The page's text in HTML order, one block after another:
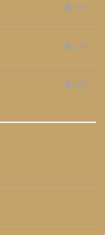
267
236
235